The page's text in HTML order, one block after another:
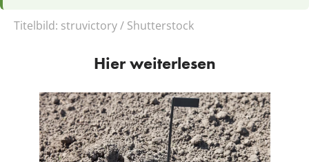
Titelbild: struvictory / Shutterstock
Hier weiterlesen